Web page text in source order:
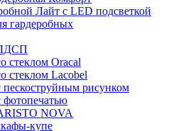
Лайт с LED подсветкой
гардеробных
стеклом Oracal
стеклом Lacobel
рисунком
NOVA
купе